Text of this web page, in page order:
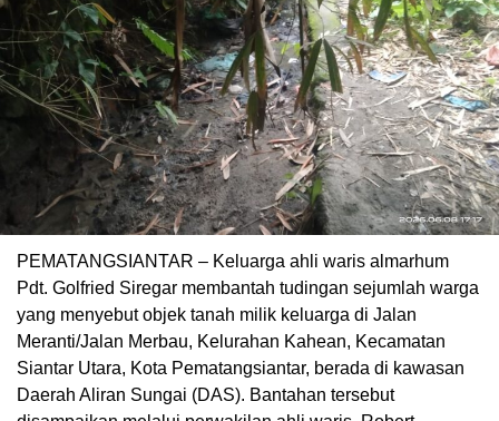
PEMATANGSIANTAR – Keluarga ahli waris almarhum
Pdt. Golfried Siregar membantah tudingan sejumlah warga
yang menyebut objek tanah milik keluarga di Jalan
Meranti/Jalan Merbau, Kelurahan Kahean, Kecamatan
Siantar Utara, Kota Pematangsiantar, berada di kawasan
Daerah Aliran Sungai (DAS). Bantahan tersebut